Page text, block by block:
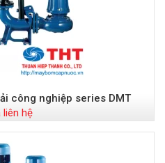
công nghiệp series DMT
liên hệ